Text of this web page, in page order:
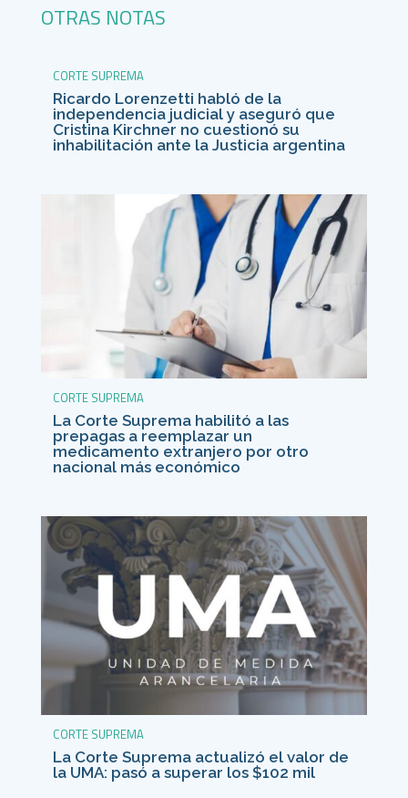
OTRAS NOTAS
CORTE SUPREMA
Ricardo Lorenzetti habló de la
independencia judicial y aseguró que
Cristina Kirchner no cuestionó su
inhabilitación ante la Justicia argentina
CORTE SUPREMA
La Corte Suprema habilitó a las
prepagas a reemplazar un
medicamento extranjero por otro
nacional más económico
CORTE SUPREMA
La Corte Suprema actualizó el valor de
la UMA: pasó a superar los $102 mil